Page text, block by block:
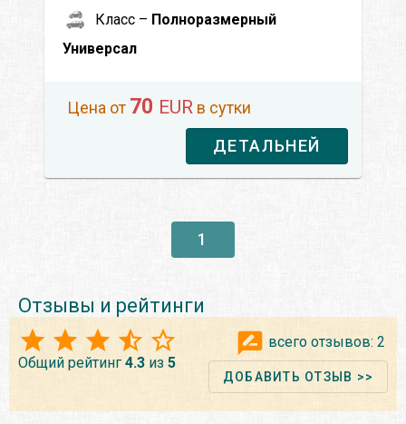
Класс – Полноразмерный
Универсал
Цена от 70 EUR в сутки
ДЕТАЛЬНЕЙ
1
Отзывы и рейтинги
Общий рейтинг 4.3 из 5
всего отзывов: 2
ДОБАВИТЬ ОТЗЫВ >>